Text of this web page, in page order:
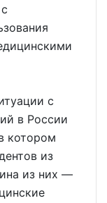
с
в России
котором
из
из них —